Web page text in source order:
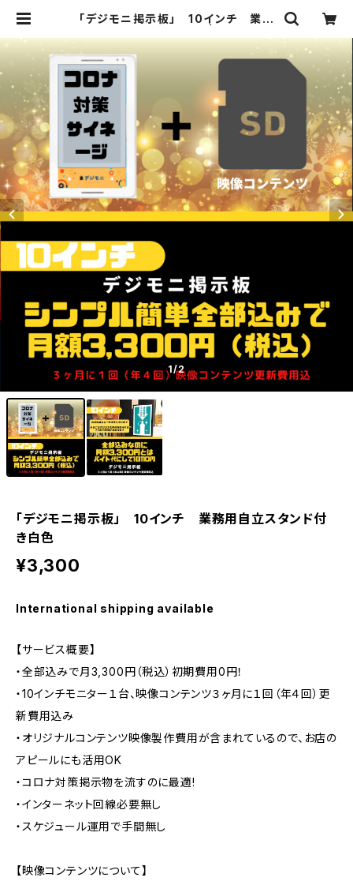
「デジモニ掲示板」 10インチ 業務
1/2
「デジモニ掲示板」 10インチ 業務用自立スタンド付
き白色
¥3,300
International shipping available
【サービス概要】
・全部込みで月3,300円（税込）初期費用0円！
・10インチモニター１台、映像コンテンツ３ヶ月に１回（年４回）更
新費用込み
・オリジナルコンテンツ映像製作費用が含まれているので、お店の
アピールにも活用OK
・コロナ対策掲示物を流すのに最適!
・インターネット回線必要無し
・スケジュール運用で手間無し
【映像コンテンツについて】